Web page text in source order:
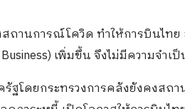
านการณ์โควิด ทำให้การบินไทย
เพิ่มขึ้น จึงไม่มีความจ
ฐโดยกระทรวงการคลังยังคงส